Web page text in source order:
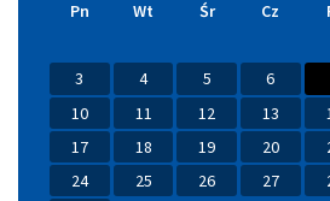
Pn Wt Śr Cz
3
4 5 6
10
11 12 13
17
18 19 20
24
25 26 27